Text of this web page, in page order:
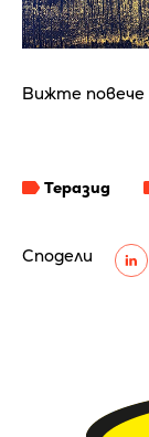
Сподели
Вижте повече
Теразид